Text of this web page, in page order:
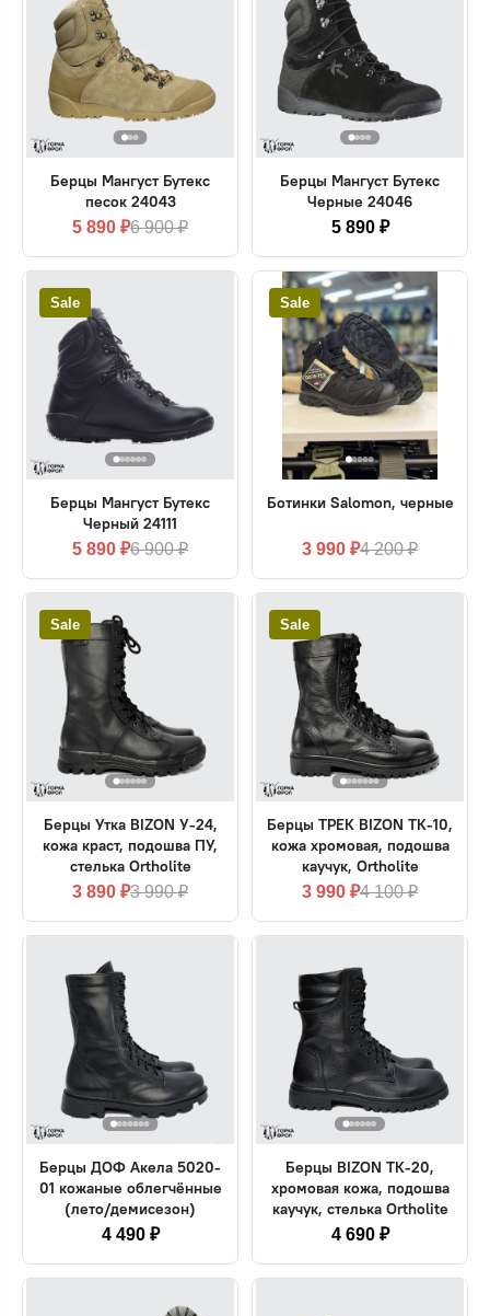
Берцы Мангуст Бутекс
песок 24043
5 890 ₽6 900 ₽
Берцы Мангуст Бутекс
Черные 24046
5 890 ₽
Sale
Берцы Мангуст Бутекс
Черный 24111
5 890 ₽6 900 ₽
Sale
Ботинки Salomon, черные
3 990 ₽4 200 ₽
Sale
Берцы Утка BIZON У-24,
кожа краст, подошва ПУ,
стелька Ortholite
3 890 ₽3 990 ₽
Sale
Берцы ТРЕК BIZON ТК-10,
кожа хромовая, подошва
каучук, Ortholite
3 990 ₽4 100 ₽
Берцы ДОФ Акела 5020-
01 кожаные облегчённые
(лето/демисезон)
4 490 ₽
Берцы BIZON ТК-20,
хромовая кожа, подошва
каучук, стелька Ortholite
4 690 ₽